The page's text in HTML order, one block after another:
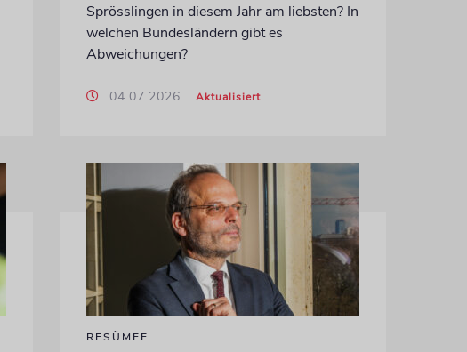
Sprösslingen in diesem Jahr am liebsten? In
welchen Bundesländern gibt es
Abweichungen?
04.07.2026 Aktualisiert
RESÜMEE